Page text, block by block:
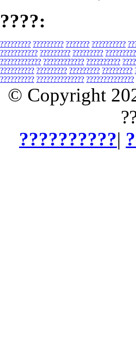
????:
????????? ????????? ??????? ??????????
??????????? ????????? ?????????
???????????? ???????????? ??????????
?????????? ????????? ????????? ?????????
?????????? ?????????????? ??????????????
© Copyright
??????????|